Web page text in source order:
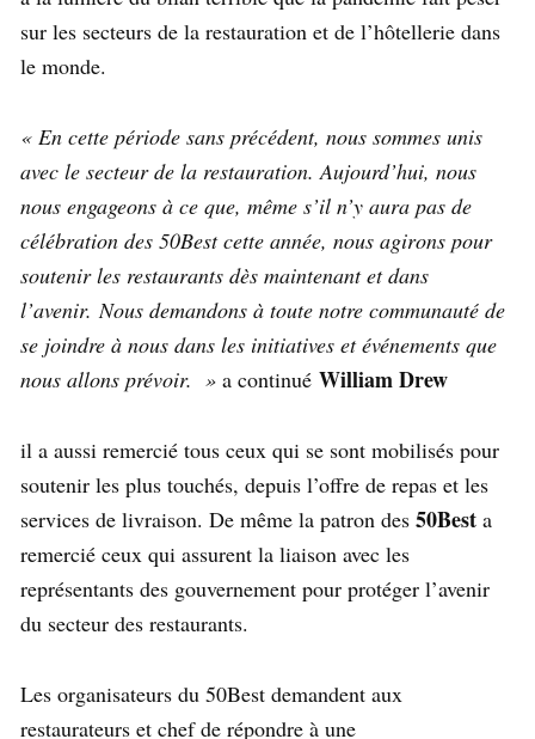
sur les secteurs de la restauration et de l’hôtellerie dans
le monde.
« En cette période sans précédent, nous sommes unis
avec le secteur de la restauration. Aujourd’hui, nous
nous engageons à ce que, même s’il n’y aura pas de
célébration des 50Best cette année, nous agirons pour
soutenir les restaurants dès maintenant et dans
l’avenir. Nous demandons à toute notre communauté de
se joindre à nous dans les initiatives et événements que
nous allons prévoir. » a continué William Drew
il a aussi remercié tous ceux qui se sont mobilisés pour
soutenir les plus touchés, depuis l’offre de repas et les
services de livraison. De même la patron des 50Best a
remercié ceux qui assurent la liaison avec les
représentants des gouvernement pour protéger l’avenir
du secteur des restaurants.
Les organisateurs du 50Best demandent aux
restaurateurs et chef de répondre à une